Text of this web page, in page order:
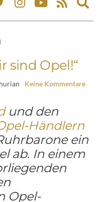
sind Opel!“
Keine Kommentare
und den
Händlern
ein
ab. In einem
Opel-